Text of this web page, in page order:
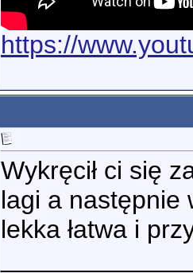
https://
Wykręcił ci się
lagi a następnie
lekka łatwa i